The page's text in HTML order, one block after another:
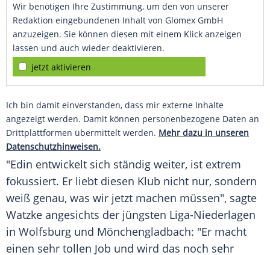
Wir benötigen Ihre Zustimmung, um den von unserer
Redaktion eingebundenen Inhalt von Glomex GmbH
anzuzeigen. Sie können diesen mit einem Klick anzeigen
lassen und auch wieder deaktivieren.
jetzt aktivieren
Ich bin damit einverstanden, dass mir externe Inhalte
angezeigt werden. Damit können personenbezogene Daten an
Drittplattformen übermittelt werden. Mehr dazu in unseren
Datenschutzhinweisen.
"Edin entwickelt sich ständig weiter, ist extrem
fokussiert. Er liebt diesen Klub nicht nur, sondern
weiß genau, was wir jetzt machen müssen", sagte
Watzke angesichts der jüngsten Liga-Niederlagen
in Wolfsburg und Mönchengladbach: "Er macht
einen sehr tollen Job und wird das noch sehr